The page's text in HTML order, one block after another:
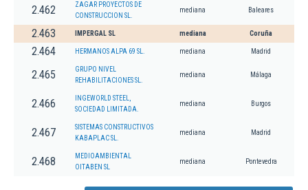
2.462
ZAGAR PROYECTOS DE
CONSTRUCCION SL.
mediana Baleares
2.463 IMPERGAL SL mediana Coruña
2.464 HERMANOS ALPA 69 SL. mediana Madrid
2.465
GRUPO NIVEL
REHABILITACIONES SL.
mediana Málaga
2.466
INGEWORLD STEEL,
SOCIEDAD LIMITADA.
mediana Burgos
2.467
SISTEMAS CONSTRUCTIVOS
KABAPLAC SL.
mediana Madrid
2.468
MEDIOAMBIENTAL
OITABEN SL
mediana Pontevedra